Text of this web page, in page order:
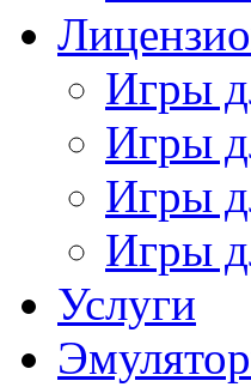
Игры
Игры
Игры
Игры
Услуги